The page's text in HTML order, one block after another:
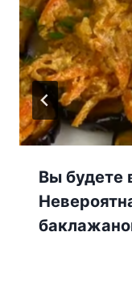
Вы будете